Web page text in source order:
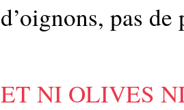
d’oignons, pas de
ET NI OLIVES